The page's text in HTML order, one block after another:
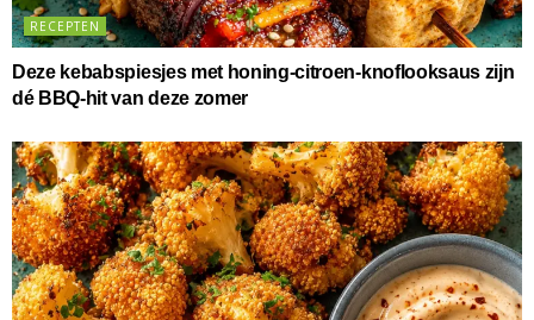
RECEPTEN
Deze kebabspiesjes met honing-citroen-knoflooksaus zijn
dé BBQ-hit van deze zomer